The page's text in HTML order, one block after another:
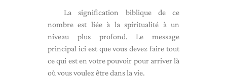
La signification biblique de ce
nombre est liée à la spiritualité à un
niveau plus profond. Le message
principal ici est que vous devez faire tout
ce qui est en votre pouvoir pour arriver là
où vous voulez être dans la vie.